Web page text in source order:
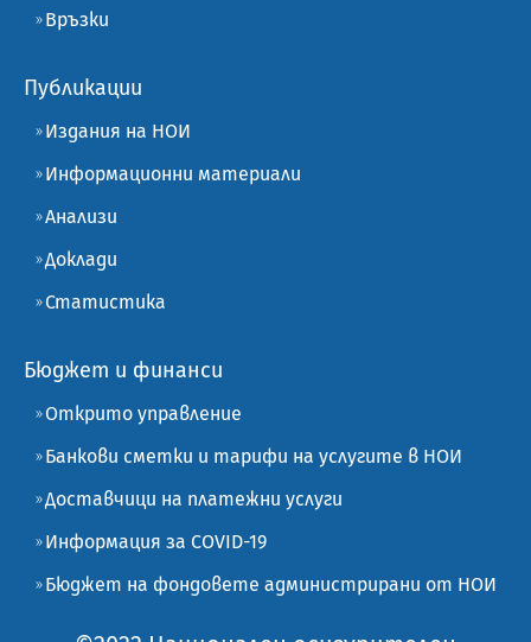
Връзки
Публикации
Издания на НОИ
Информационни материали
Анализи
Доклади
Статистика
Бюджет и финанси
Открито управление
Банкови сметки и тарифи на услугите в НОИ
Доставчици на платежни услуги
Информация за COVID-19
Бюджет на фондовете администрирани от НОИ